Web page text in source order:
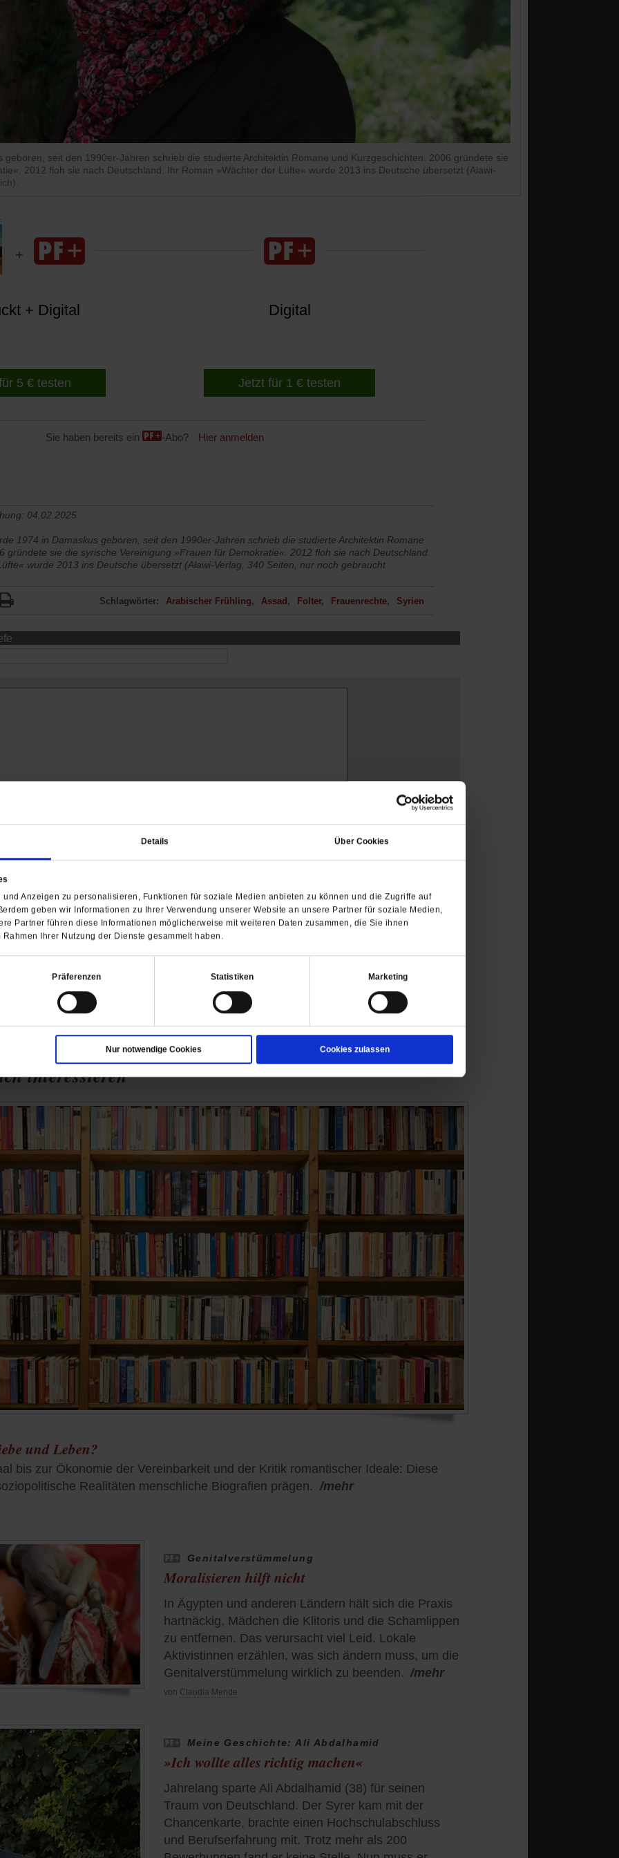
(Öffnet
in
neuen
Details Über Cookies
Anzeigen zu personalisieren, Funktionen für soziale Medien anbieten zu können und die Zugriffe auf
geben wir Informationen zu Ihrer Verwendung unserer Website an unsere Partner für soziale Medien,
Partner führen diese Informationen möglicherweise mit weiteren Daten zusammen, die Sie ihnen
Ihrer Nutzung der Dienste gesammelt haben.
Präferenzen Statistiken Marketing
Nur notwendige Cookies Cookies zulassen
interessieren
und Leben?
bis zur Ökonomie der Vereinbarkeit und der Kritik romantischer Ideale: Diese
Realitäten menschliche Biografien prägen. /mehr
Genitalverstümmelung
Moralisieren hilft nicht
In Ägypten und anderen Ländern hält sich die Praxis
hartnäckig, Mädchen die Klitoris und die Schamlippen
zu entfernen. Das verursacht viel Leid. Lokale
Aktivistinnen erzählen, was sich ändern muss, um die
Genitalverstümmelung wirklich zu beenden. /mehr
von Claudia Mende
Meine Geschichte: Ali Abdalhamid
»Ich wollte alles richtig machen«
Jahrelang sparte Ali Abdalhamid (38) für seinen
Traum von Deutschland. Der Syrer kam mit der
Chancenkarte, brachte einen Hochschulabschluss
und Berufserfahrung mit. Trotz mehr als 200
geboren, seit den 1990er-Jahren schrieb die studierte Architektin Romane und Kurzgeschichten. 2006 gründete sie
2012 floh sie nach Deutschland. Ihr Roman »Wächter der Lüfte« wurde 2013 ins Deutsche übersetzt (Alawi-
liebe Freunde,
+ Digital
5 € testen
Digital
Jetzt für 1 € testen
Sie haben bereits ein -Abo? Hier anmelden
04.02.2025
1974 in Damaskus geboren, seit den 1990er-Jahren schrieb die studierte Architektin Romane
gründete sie die syrische Vereinigung »Frauen für Demokratie«. 2012 floh sie nach Deutschland.
wurde 2013 ins Deutsche übersetzt (Alawi-Verlag, 340 Seiten, nur noch gebraucht
Schlagwörter: Arabischer Frühling Assad Folter Frauenrechte Syrien
einen erschütternden Bericht über die größtenteils erst jetzt offenkundig
Landes unter der Herrschaft des Assad-Regimes. Dennoch bleibt man als
unbefriedigt zurück, die Aufschluss geben können, wie das Land am
geführt werden kann. Welche Ideen hat sie als erfahrene Bürgerin des
Wie schätzt sie die neuen Machthaber ein? Was können beziehungsweise
Länder, insbesondere Deutschland, dazu beitragen?